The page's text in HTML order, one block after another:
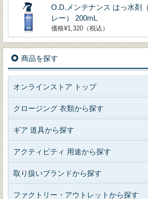
O.D.メンテナンス はっ水剤
レー） 200mL
価格¥1,320（税込）
商品を探す
オンラインストア トップ
クロージング 衣類から探す
ギア 道具から探す
アクティビティ 用途から探す
取り扱いブランドから探す
ファクトリー・アウトレットから探す